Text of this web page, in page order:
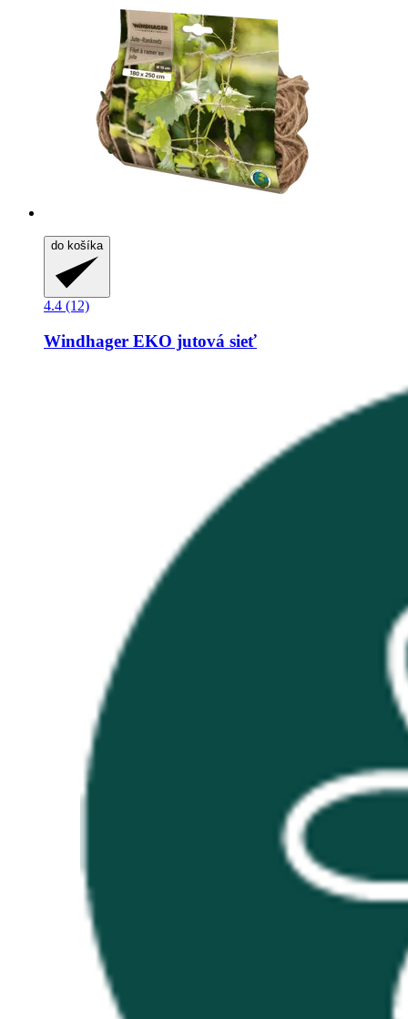
do košíka
4.4 (12)
Windhager EKO jutová sieť